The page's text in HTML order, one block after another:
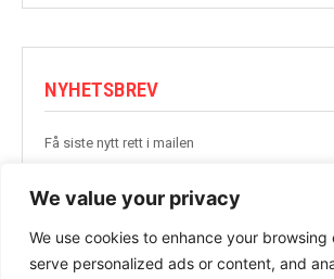
We value your privacy
We use cookies to enhance your browsing
serve personalized ads or content, and
NYHETSBREV
Få siste nytt rett i mailen